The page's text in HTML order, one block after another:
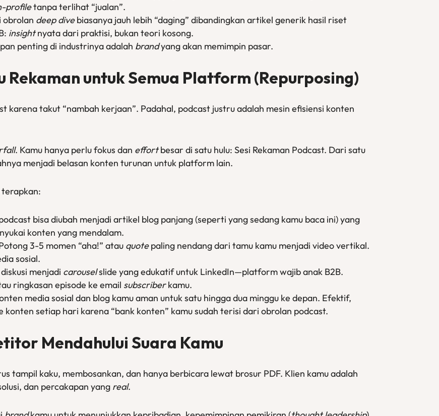
profiletanpa terlihat “jualan”.
obrolan deep divebiasanya jauh lebih “daging” dibandingkan artikel generik hasil riset
insightnyata dari praktisi, bukan teori kosong.
penting di industrinya adalah brandyang akan memimpin pasar.
Rekaman untuk Semua Platform (Repurposing)
karena takut “nambah kerjaan”. Padahal, podcast justru adalah mesin efisiensi konten
. Kamu hanya perlu fokus dan effortbesar di satu hulu: Sesi Rekaman Podcast. Dari satu
menjadi belasan konten turunan untuk platform lain.
bisa diubah menjadi artikel blog panjang (seperti yang sedang kamu baca ini) yang
konten yang mendalam.
3-5 momen “aha!” atau quotepaling nendang dari tamu kamu menjadi video vertikal.
sosial.
menjadi carouselslide yang edukatif untuk LinkedIn—platform wajib anak B2B.
ringkasan episode ke email subscriberkamu.
media sosial dan blog kamu aman untuk satu hingga dua minggu ke depan. Efektif,
konten setiap hari karena “bank konten” kamu sudah terisi dari obrolan podcast.
Mendahului Suara Kamu
tampil kaku, membosankan, dan hanya berbicara lewat brosur PDF. Klien kamu adalah
dan percakapan yang real.